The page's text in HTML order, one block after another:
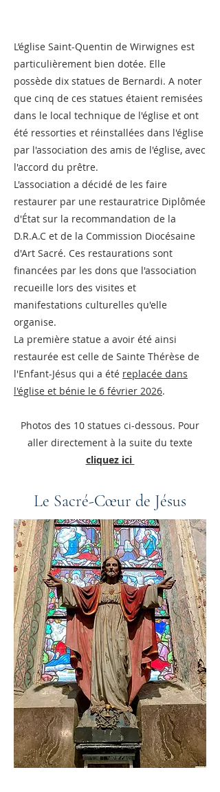
L’église Saint-Quentin de Wirwignes est
particulièrement bien dotée. Elle
possède dix statues de Bernardi. A noter
que cinq de ces statues étaient remisées
dans le local technique de l'église et ont
été ressorties et réinstallées dans l'église
par l'association des amis de l'église, avec
l'accord du prêtre.
L'association a décidé de les faire
restaurer par une restauratrice Diplômée
d'État sur la recommandation de la
D.R.A.C et de la Commission Diocésaine
d'Art Sacré. Ces restaurations sont
financées par les dons que l'association
recueille lors des visites et
manifestations culturelles qu'elle
organise.
La première statue a avoir été ainsi
restaurée est celle de Sainte Thérèse de
l'Enfant-Jésus qui a été replacée dans
l'église et bénie le 6 février 2026.
Photos des 10 statues ci-dessous. Pour
aller directement à la suite du texte
cliquez ici
Le Sacré-Cœur de Jésus